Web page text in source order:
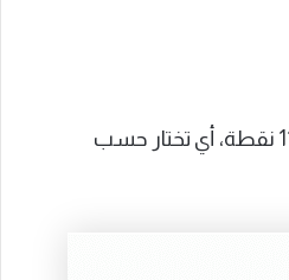
وقد تجد ريليه بـ 8 نقاط، و11 نقطة، أي تختار حسب